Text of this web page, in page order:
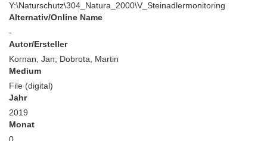
Y:\Naturschutz\304_Natura_2000\V_Steinadlermonitoring
Alternativ/Online Name
-
Autor/Ersteller
Kornan, Jan; Dobrota, Martin
Medium
File (digital)
Jahr
2019
Monat